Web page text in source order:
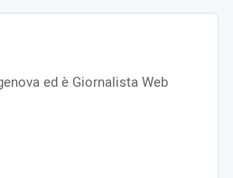
ed è Giornalista Web